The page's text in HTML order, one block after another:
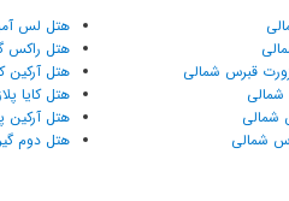
قبرس شمالی
شمالی
شمالی
شمالی
هتل لس
هتل راکس
هتل آرکین
هتل کایا
هتل آرکین
هتل دوم